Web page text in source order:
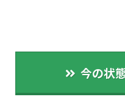
今の状